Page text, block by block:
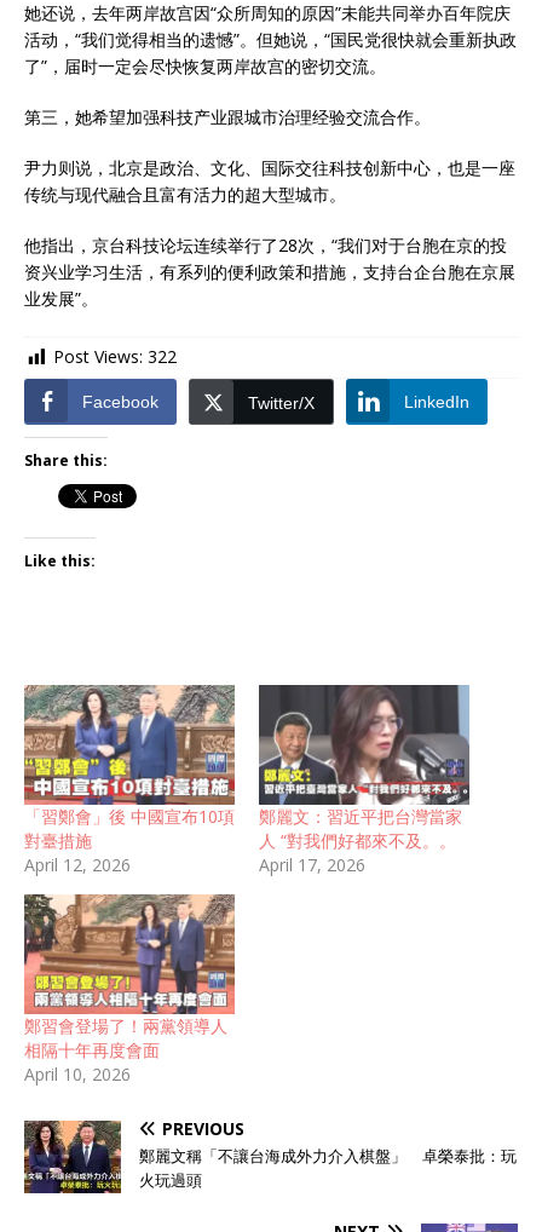
她还说，去年两岸故宫因“众所周知的原因”未能共同举办百年院庆
活动，“我们觉得相当的遗憾”。但她说，“国民党很快就会重新执政
了”，届时一定会尽快恢复两岸故宫的密切交流。
第三，她希望加强科技产业跟城市治理经验交流合作。
尹力则说，北京是政治、文化、国际交往科技创新中心，也是一座
传统与现代融合且富有活力的超大型城市。
他指出，京台科技论坛连续举行了28次，“我们对于台胞在京的投
资兴业学习生活，有系列的便利政策和措施，支持台企台胞在京展
业发展”。
Post Views: 322
Facebook Twitter/X LinkedIn
Share this:
Like this:
「習鄭會」後 中國宣布10項
對臺措施
April 12, 2026
鄭麗文：習近平把台灣當家
人 “對我們好都來不及。。
April 17, 2026
鄭習會登場了！兩黨領導人
相隔十年再度會面
April 10, 2026
PREVIOUS
鄭麗文稱「不讓台海成外力介入棋盤」 卓榮泰批：玩
火玩過頭